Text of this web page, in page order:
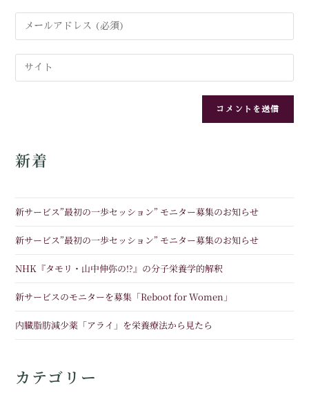
新着
新サービス”最初の一歩セッション” モニター募集のお知らせ
新サービス”最初の一歩セッション” モニター募集のお知らせ
NHK『タモリ・山中伸弥の!?』の分子栄養学的解釈
新サービスのモニターを募集「Reboot for Women」
内臓脂肪減少薬「アライ」を栄養療法から見たら
カテゴリー